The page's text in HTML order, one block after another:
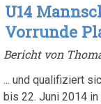
U14
Vorrunde
Bericht von
... und qualifiziert
bis 22. Juni 2014